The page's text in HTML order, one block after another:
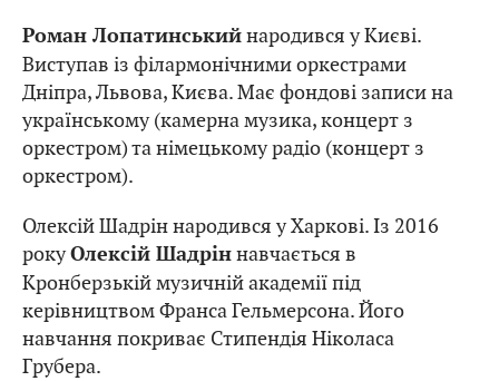
Роман Лопатинськийнародився у Києві.
Виступав із філармонічними оркестрами
Дніпра, Львова, Києва. Має фондові записи на
українському (камерна музика, концерт з
оркестром) та німецькому радіо (концерт з
оркестром).
Олексій Шадрін народився у Харкові. Із 2016
рокуОлексій Шадріннавчається в
Кронберзькій музичній академії під
керівництвом Франса Гельмерсона. Його
навчання покриває Стипендія Ніколаса
Грубера.